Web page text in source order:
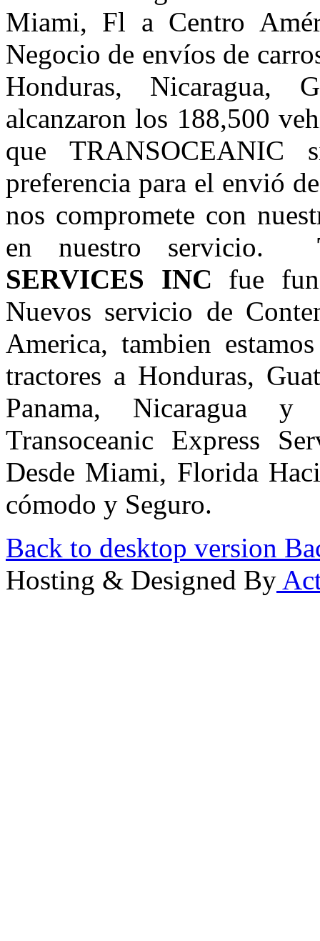
Miami, Fl a Centro
Negocio de envíos de
Honduras, Nicaragua,
alcanzaron los 188,500
que TRANSOCEANIC
preferencia para el envió
nos compromete con
en nuestro servicio.
SERVICES INC fue
Nuevos servicio de
America, tambien
tractores a Honduras,
Panama, Nicaragua y
Transoceanic Express
Desde Miami, Florida
cómodo y Seguro.
Back to desktop version
Hosting & Designed By